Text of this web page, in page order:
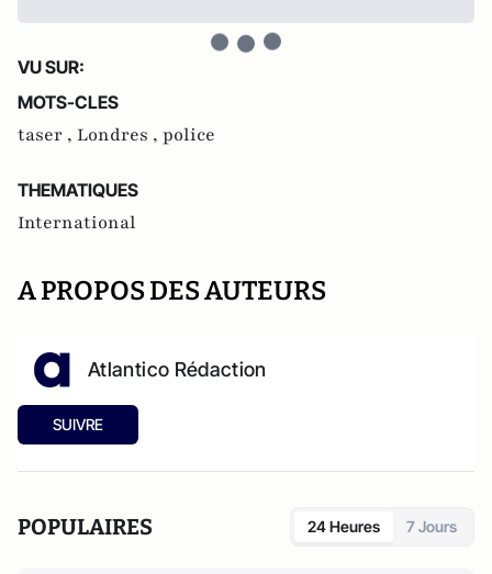
VU SUR:
MOTS-CLES
taser , Londres , police
THEMATIQUES
International
A PROPOS DES AUTEURS
Atlantico Rédaction
SUIVRE
POPULAIRES 24 Heures 7 Jours